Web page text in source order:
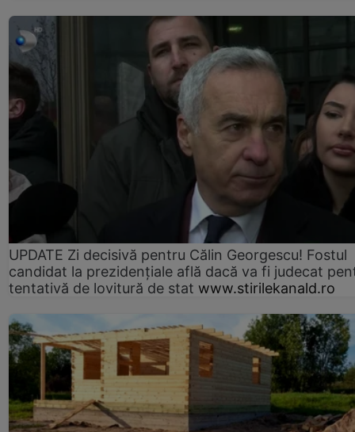
UPDATE Zi decisivă pentru Călin Georgescu! Fostul
candidat la prezidențiale află dacă va fi judecat
tentativă de lovitură de stat www.stirilekanald.ro